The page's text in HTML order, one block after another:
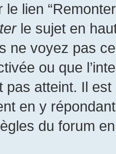
le lien
le sujet en
ne voyez pas
ou que
pas atteint. Il
en y
du forum